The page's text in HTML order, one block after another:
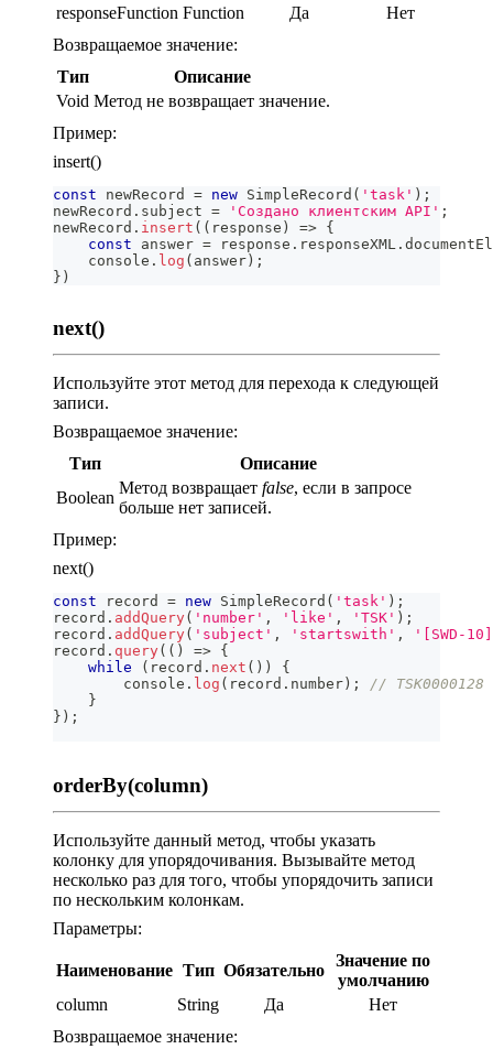
responseFunction Function Да
Нет
Возвращаемое значение:
Тип
Описание
Void Метод не возвращает значение.
Пример:
insert()
const newRecord = new SimpleRecord ( 'task' ) ;
newRecord . subject = 'Создано клиентским API' ;
newRecord . insert ( ( response ) => {
const answer = response . responseXML .
console . log ( answer ) ;
} )
next()
Используйте этот метод для перехода к следующей
записи.
Возвращаемое значение:
Тип
Описание
Boolean
Метод возвращает false, если в запросе
больше нет записей.
Пример:
next()
const record = new SimpleRecord ( 'task' ) ;
record . addQuery( 'number' , 'like' , 'TSK' ) ;
record . addQuery( 'subject' , 'startswith' ,
'[SWD-
record . query( ( ) => {
while
( record . next ( ) )
{
console . log ( record . number ) ;
// TSK0000128
}
} ) ;
orderBy(column)
Используйте данный метод, чтобы указать
колонку для упорядочивания. Вызывайте метод
несколько раз для того, чтобы упорядочить записи
по нескольким колонкам.
Параметры:
Наименование Тип Обязательно
Значение по
умолчанию
column
String Да
Нет
Возвращаемое значение: